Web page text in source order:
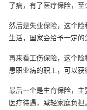
了病，有了医疗保险，至
然后是失业保险，这个
生活，国家会给予一定的
再来看工伤保险，这个
患职业病的职工，可以获
最后一个是生育保险，
医疗待遇，减轻家庭负担。